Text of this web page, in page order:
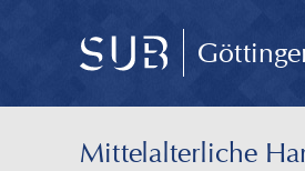
Mittelalterliche